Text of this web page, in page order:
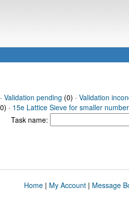
Validation pending (0) · Validation
· 15e Lattice Sieve for smaller
Task name:
Home| My Account| Message